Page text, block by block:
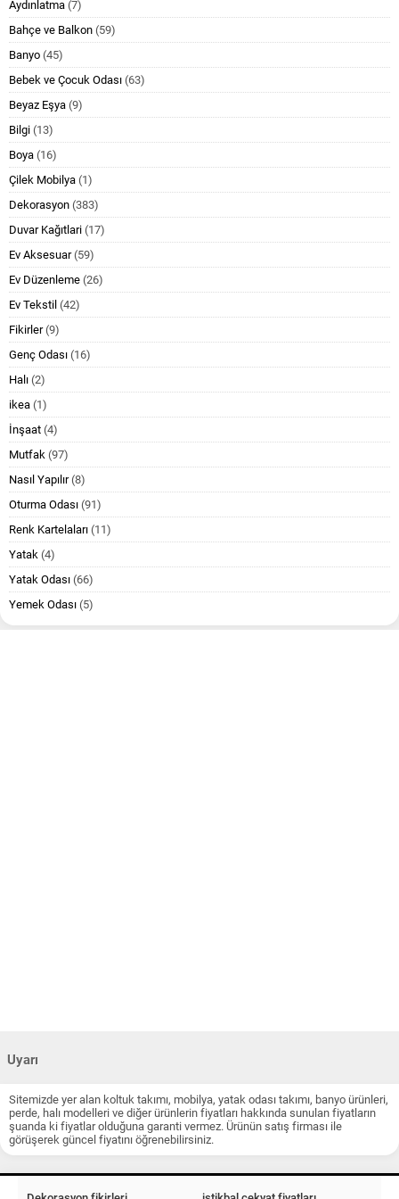
Aydınlatma (7)
Bahçe ve Balkon (59)
Banyo (45)
Bebek ve Çocuk Odası (63)
Beyaz Eşya (9)
Bilgi (13)
Boya (16)
Çilek Mobilya (1)
Dekorasyon (383)
Duvar Kağıtlari (17)
Ev Aksesuar(59)
Ev Düzenleme (26)
Ev Tekstil (42)
Fikirler(9)
Genç Odası (16)
Halı (2)
ikea (1)
İnşaat (4)
Mutfak (97)
Nasıl Yapılır(8)
Oturma Odası (91)
Renk Kartelaları (11)
Yatak (4)
Yatak Odası (66)
Yemek Odası (5)
Uyarı
Sitemizde yer alan koltuk takımı, mobilya, yatak odası takımı, banyo ürünleri,
perde, halı modelleri ve diğer ürünlerin fiyatları hakkında sunulan fiyatların
şuanda ki fiyatlar olduğuna garanti vermez. Ürünün satış firması ile
görüşerek güncel fiyatını öğrenebilirsiniz.